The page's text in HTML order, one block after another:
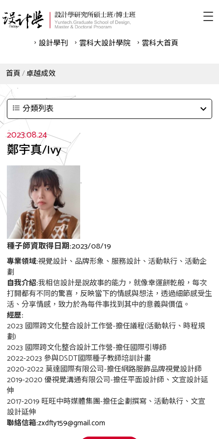
設計學刊 雲科⼤設計學院 雲科⼤首頁
首頁 卓越成效
分類列表
2023.08.24
鄭宇真/Ivy
種子師資取得日期:2023/08/19
專業領域:視覺設計、品牌形象、服務設計、活動執行、活動企
劃
自我介紹:我相信設計是說故事的能力，就像幸運餅乾般，每次
打開都有不同的驚喜，反映當下的情感與想法，透過細節感受生
活、分享情感，致力於為每件事找到其中的意義與價值。
經歷:
2023 國際跨文化整合設計工作營-擔任議程(活動執行、時程規
劃)
2023 國際跨文化整合設計工作營-擔任國際引導師
2022-2023 參與DSDT國際種子教師培訓計畫
2020-2022 莫達國際有限公司-擔任網路服飾品牌視覺設計師
2019-2020 優視覺溝通有限公司-擔任平面設計師、文宣設計延
伸
2017-2019 旺旺中時媒體集團-擔任企劃撰寫、活動執行、文宣
設計延伸
聯絡信箱:zxdfty159@gmail.com